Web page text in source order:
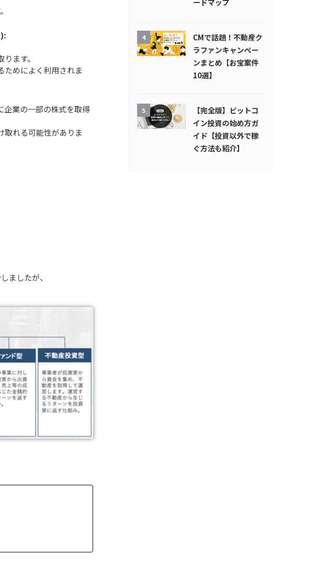
ます。
ためによく利用されま
企業の一部の株式を取得
取れる可能性がありま
ましたが、
4
CMで話題！不動産ク
ラファンキャンペー
ンまとめ【お宝案件
10選】
5
【完全版】ビットコ
イン投資の始め方ガ
イド【投資以外で稼
ぐ方法も紹介】